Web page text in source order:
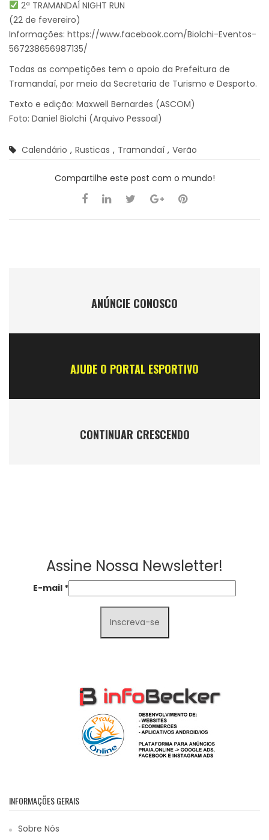
2ª TRAMANDAÍ NIGHT RUN
(22 de fevereiro)
Informações: https://www.facebook.com/Biolchi-Eventos-
567238656987135/
Todas as competições tem o apoio da Prefeitura de
Tramandaí, por meio da Secretaria de Turismo e Desporto.
Texto e edição: Maxwell Bernardes (ASCOM)
Foto: Daniel Biolchi (Arquivo Pessoal)
Calendário , Rusticas , Tramandaí , Verão
Compartilhe este post com o mundo!
ANÚNCIE CONOSCO
AJUDE O PORTAL ESPORTIVO
CONTINUAR CRESCENDO
Assine Nossa Newsletter!
E-mail *
INFORMAÇÕES GERAIS
Sobre Nós